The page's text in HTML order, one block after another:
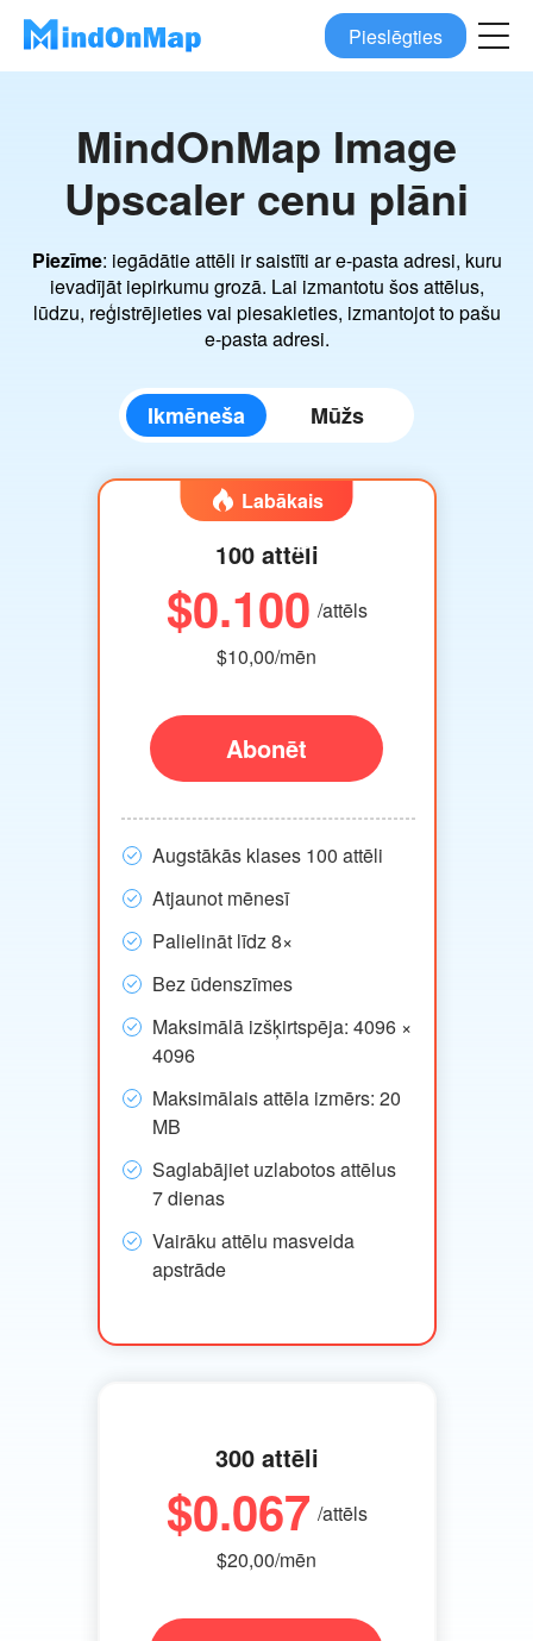
Pieslēgties
MindOnMap Image
Upscaler cenu plāni
Piezīme: iegādātie attēli ir saistīti ar e-pasta adresi, kuru
ievadījāt iepirkumu grozā. Lai izmantotu šos attēlus,
lūdzu, reģistrējieties vai piesakieties, izmantojot to pašu
e-pasta adresi.
Ikmēneša Mūžs
Labākais
pārdevējs
100 attēli
$0.100 /attēls
$10,00/mēn
Abonēt
Augstākās klases 100 attēli
Atjaunot mēnesī
Palielināt līdz 8×
Bez ūdenszīmes
Maksimālā izšķirtspēja: 4096 ×
4096
Maksimālais attēla izmērs: 20
MB
Saglabājiet uzlabotos attēlus
7 dienas
Vairāku attēlu masveida
apstrāde
300 attēli
$0.067 /attēls
$20,00/mēn